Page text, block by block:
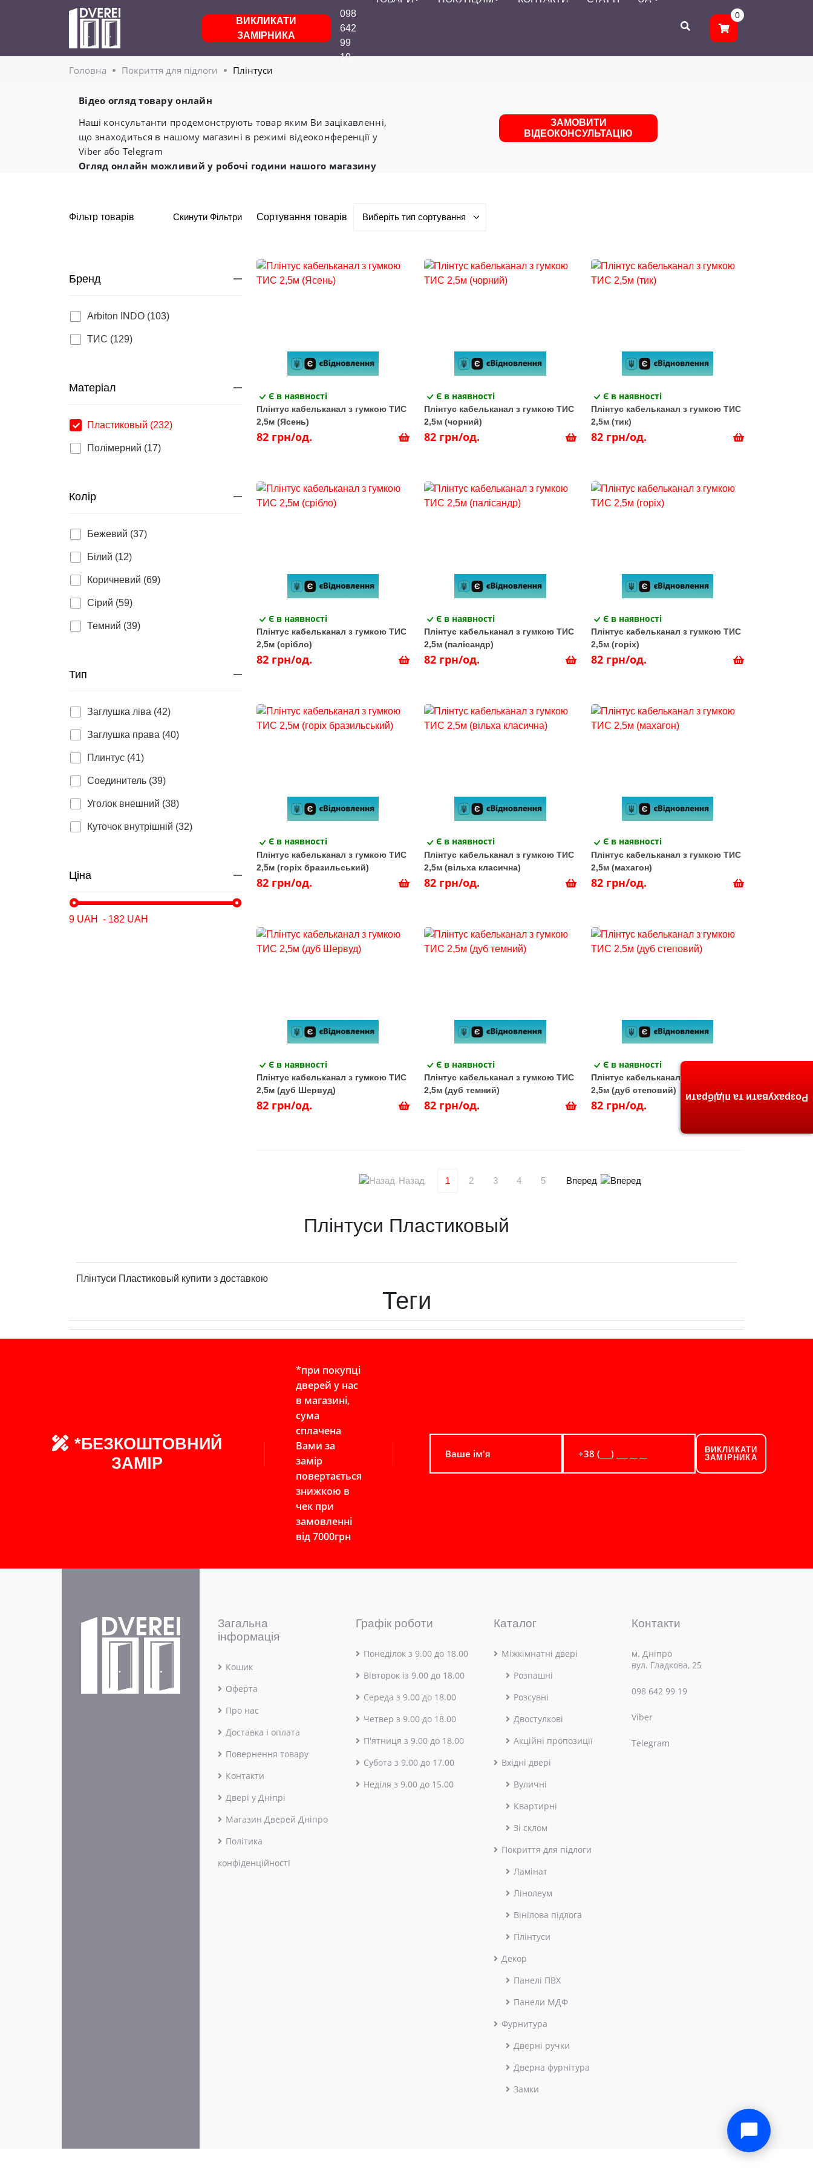
ВИКЛИКАТИ
ЗАМІРНИКА
098
642
99
19
0
Головнa Покриття для підлоги Плінтуси
Відео огляд товару онлайн
Наші консультанти продемонструють товар яким Ви зацікавленні,
що знаходиться в нашому магазині в режимі відеоконференції у
Viber або Telegram
Огляд онлайн можливий у робочі години нашого магазину
ЗАМОВИТИ
ВІДЕОКОНСУЛЬТАЦІЮ
Фільтр товарів Скинути Фільтри
Бренд
Arbiton INDO (103)
ТИС (129)
Матеріал
Пластиковый (232)
Полімерний (17)
Колір
Бежевий (37)
Білий (12)
Коричневий (69)
Сірий (59)
Темний (39)
Тип
Заглушка ліва (42)
Заглушка права (40)
Плинтус (41)
Соединитель (39)
Уголок внешний (38)
Куточок внутрішній (32)
Ціна
Сортування товарів
Є в наявності
Плінтус кабельканал з гумкою ТИС
2,5м (Ясень)
82 грн/од.
Є в наявності
Плінтус кабельканал з гумкою ТИС
2,5м (чорний)
82 грн/од.
Є в наявності
Плінтус кабельканал з гумкою ТИС
2,5м (тик)
82 грн/од.
Є в наявності
Плінтус кабельканал з гумкою ТИС
2,5м (срібло)
82 грн/од.
Є в наявності
Плінтус кабельканал з гумкою ТИС
2,5м (палісандр)
82 грн/од.
Є в наявності
Плінтус кабельканал з гумкою ТИС
2,5м (горіх)
82 грн/од.
Є в наявності
Плінтус кабельканал з гумкою ТИС
2,5м (горіх бразильський)
82 грн/од.
Є в наявності
Плінтус кабельканал з гумкою ТИС
2,5м (вільха класична)
82 грн/од.
Є в наявності
Плінтус кабельканал з гумкою ТИС
2,5м (махагон)
82 грн/од.
Є в наявності
Плінтус кабельканал з гумкою ТИС
2,5м (дуб Шервуд)
82 грн/од.
Є в наявності
Плінтус кабельканал з гумкою ТИС
2,5м (дуб темний)
82 грн/од.
Є в наявності
Плінтус кабельканал з гумкою ТИС
2,5м (дуб степовий)
82 грн/од.
Назад 1 2 3 4 5 Вперед
Плінтуси Пластиковый
Плінтуси Пластиковый купити з доставкою
Теги
*БЕЗКОШТОВНИЙ
ЗАМІР
*при покупці
дверей у нас
в магазині,
сума
сплачена
Вами за
замір
повертається
знижкою в
чек при
замовленні
від 7000грн
ВИКЛИКАТИ
ЗАМІРНИКА
Загальна
інформація
Кошик
Оферта
Про нас
Доставка і оплата
Повернення товару
Контакти
Двері у Дніпрі
Магазин Дверей Дніпро
Політика
конфіденційності
Графік роботи
Понеділок з 9.00 до 18.00
Вівторок із 9.00 до 18.00
Середа з 9.00 до 18.00
Четвер з 9.00 до 18.00
П'ятниця з 9.00 до 18.00
Субота з 9.00 до 17.00
Неділя з 9.00 до 15.00
Каталог
Міжкімнатні двері
Розпашні
Розсувні
Двостулкові
Акційні пропозиції
Вхідні двері
Вуличні
Квартирні
Зі склом
Покриття для підлоги
Ламінат
Лінолеум
Вінілова підлога
Плінтуси
Декор
Панелі ПВХ
Панели МДФ
Фурнитура
Дверні ручки
Дверна фурнітура
Замки
Контакти
м. Дніпро
вул. Гладкова, 25
098 642 99 19
Viber
Telegram
Розрахувати та підібрати